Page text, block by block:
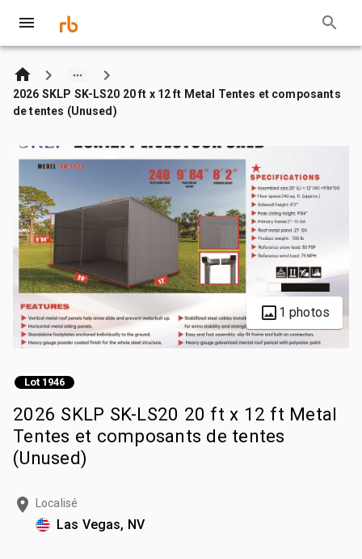
2026 SKLP SK-LS20 20 ft x 12 ft Metal Tentes et composants
de tentes (Unused)
1 photos
Lot 1946
2026 SKLP SK-LS20 20 ft x 12 ft Metal
Tentes et composants de tentes
(Unused)
Localisé
Las Vegas, NV